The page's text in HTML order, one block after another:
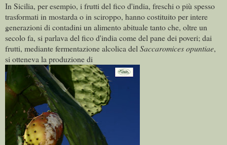
In Sicilia, per esempio, i frutti del fico d'india, freschi o più spesso
trasformati in mostarda o in sciroppo, hanno costituito per intere
generazioni di contadini un alimento abituale tanto che, oltre un
secolo fa, si parlava del fico d'india come del pane dei poveri; dai
frutti, mediante fermentazione alcolica delSaccaromices opuntiae,
si otteneva la produzione di